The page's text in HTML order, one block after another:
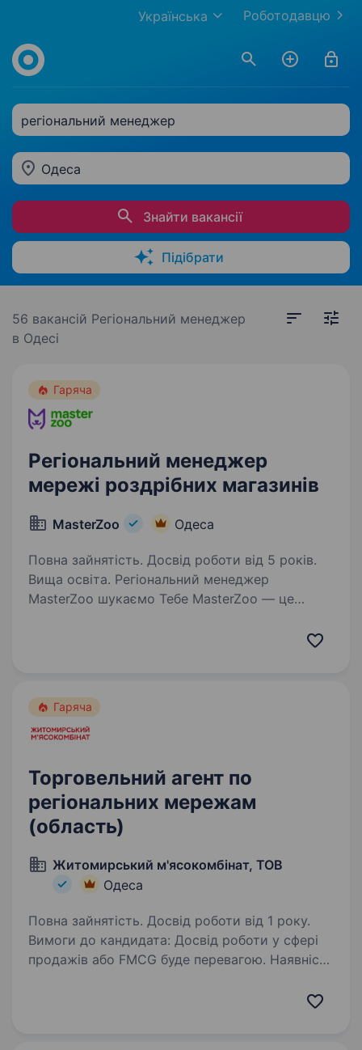
Роботодавцю
Українська
регіональний менеджер
Одеса
Знайти вакансії
Підібрати
56 вакансій Регіональний менеджер
в Одесі
Гаряча
Регіональний менеджер
мережі роздрібних магазинів
MasterZoo Одеса
Повна зайнятість. Досвід роботи від 5 років.
Вища освіта. Регіональний менеджер
MasterZoo шукаємо Тебе MasterZoo — це
Гаряча
Торговельний агент по
регіональних мережам
(область)
Житомирський м'ясокомбінат, ТОВ
Одеса
Повна зайнятість. Досвід роботи від 1 року.
Вимоги до кандидата: Досвід роботи у сфері
продажів або FMCG буде перевагою. Наявність